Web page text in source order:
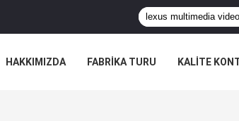
HAKKIMIZDA FABRIKA TURU KALITE